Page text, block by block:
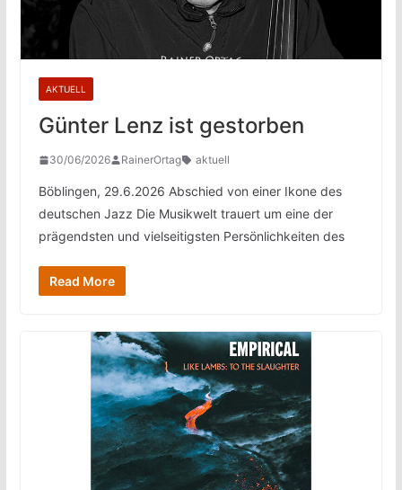
AKTUELL
Günter Lenz ist gestorben
30/06/2026 RainerOrtag aktuell
Böblingen, 29.6.2026 Abschied von einer Ikone des
deutschen Jazz Die Musikwelt trauert um eine der
prägendsten und vielseitigsten Persönlichkeiten des
Read More